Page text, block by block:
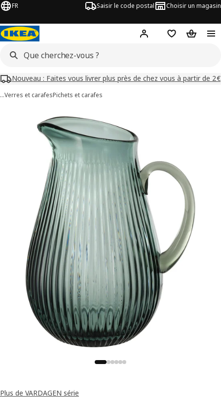
FR Saisir le code postal Choisir un magasin
Mon compteFavorisPanier
Nouveau : Faites vous livrer plus près de chez vous à partir de 2€
…Verres et carafesPichets et carafes
de VARDAGEN
Plus de VARDAGEN série